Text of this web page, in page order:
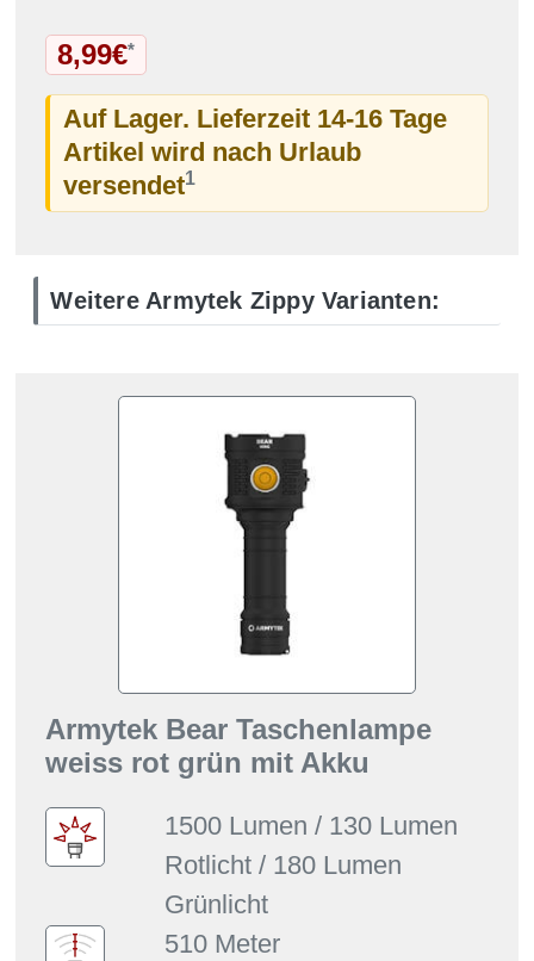
8,99€*
Auf Lager. Lieferzeit 14-16 Tage
Artikel wird nach Urlaub
versendet1
Weitere Armytek Zippy Varianten:
Armytek Bear Taschenlampe
weiss rot grün mit Akku
1500 Lumen / 130 Lumen
Rotlicht / 180 Lumen
Grünlicht
510 Meter